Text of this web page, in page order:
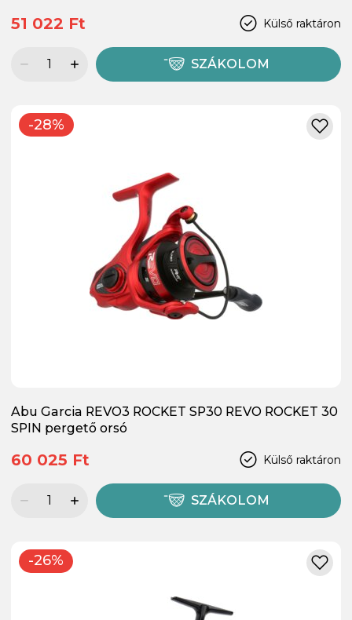
Külső raktáron
51 022 Ft
SZÁKOLOM
-28%
Abu Garcia REVO3 ROCKET SP30 REVO ROCKET 30
SPIN pergető orsó
Külső raktáron
60 025 Ft
SZÁKOLOM
-26%